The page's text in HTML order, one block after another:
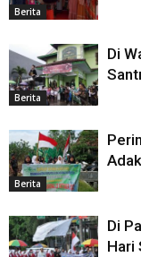
Berita
Berita
Di
Berita
Di
Hari